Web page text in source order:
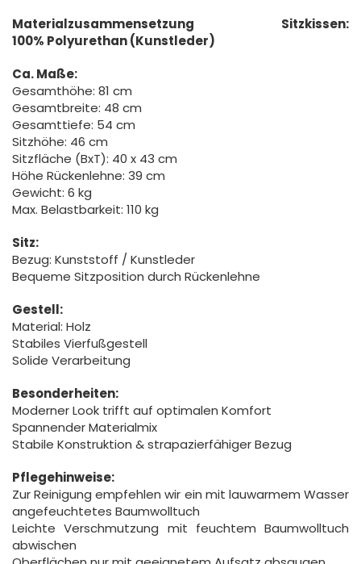
Materialzusammensetzung Sitzkissen:
100% Polyurethan (Kunstleder)
Ca. Maße:
Gesamthöhe: 81 cm
Gesamtbreite: 48 cm
Gesamttiefe: 54 cm
Sitzhöhe: 46 cm
Sitzfläche (BxT): 40 x 43 cm
Höhe Rückenlehne: 39 cm
Gewicht: 6 kg
Max. Belastbarkeit: 110 kg
Sitz:
Bezug: Kunststoff / Kunstleder
Bequeme Sitzposition durch Rückenlehne
Gestell:
Material: Holz
Stabiles Vierfußgestell
Solide Verarbeitung
Besonderheiten:
Moderner Look trifft auf optimalen Komfort
Spannender Materialmix
Stabile Konstruktion & strapazierfähiger Bezug
Pflegehinweise:
Zur Reinigung empfehlen wir ein mit lauwarmem Wasser
angefeuchtetes Baumwolltuch
Leichte Verschmutzung mit feuchtem Baumwolltuch
abwischen